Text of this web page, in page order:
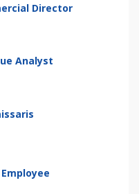
Director
Analyst